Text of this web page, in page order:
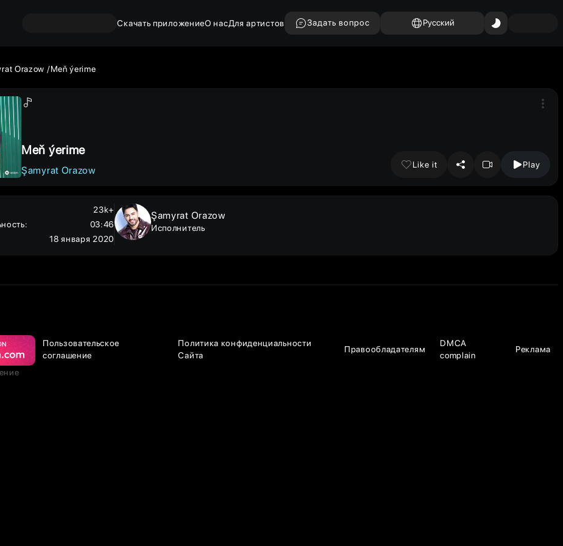
Скачать приложениеО насДля артистов Задать вопрос Русский
Orazow Meň ýerime
Meň ýerime
Şamyrat Orazow
Like it Play
23k+
:
03:46
18 января 2020
Şamyrat Orazow
Исполнитель
Пользовательское
соглашение
Политика конфиденциальности
Сайта
Правообладателям
DMCA
complain
Реклама